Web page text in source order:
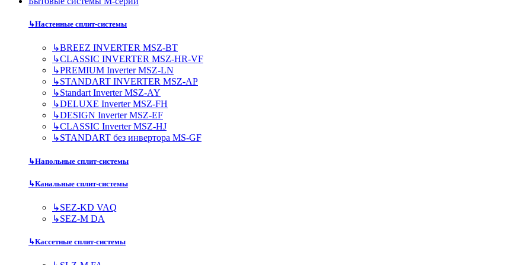
↳Настенные сплит-системы
↳BREEZ INVERTER MSZ-BT
↳CLASSIC INVERTER MSZ-HR-VF
↳PREMIUM Inverter MSZ-LN
↳STANDART INVERTER MSZ-AP
↳Standart Inverter MSZ-AY
↳DELUXE Inverter MSZ-FH
↳DESIGN Inverter MSZ-EF
↳CLASSIC Inverter MSZ-HJ
↳STANDART без инвертора MS-GF
↳Напольные сплит-системы
↳Канальные сплит-системы
↳SEZ-KD VAQ
↳SEZ-M DA
↳Кассетные сплит-системы